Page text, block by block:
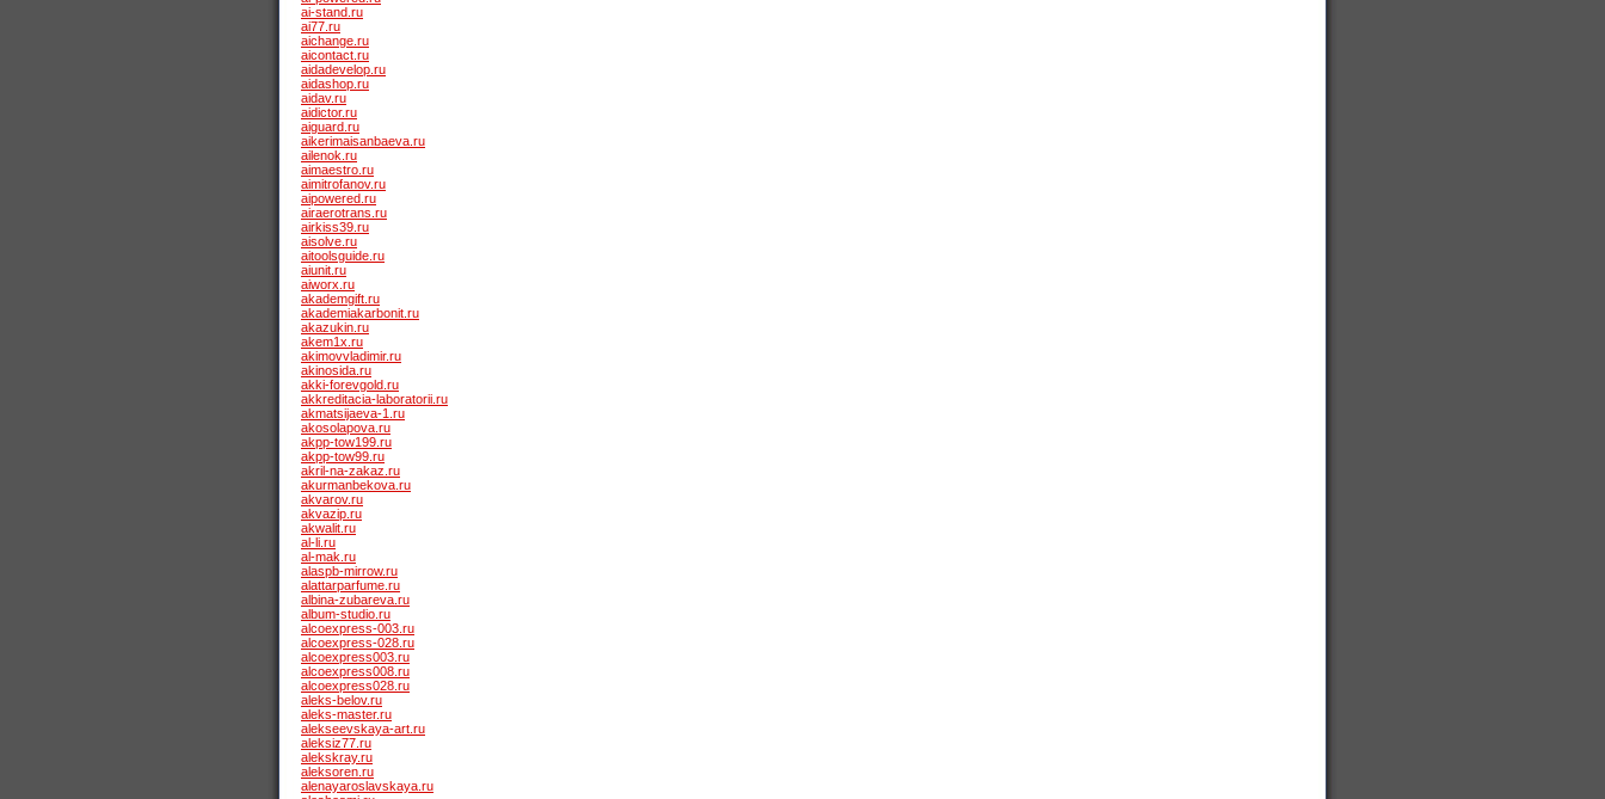
ai-stand.ru
ai77.ru
aichange.ru
aicontact.ru
aidadevelop.ru
aidashop.ru
aidav.ru
aidictor.ru
aiguard.ru
aikerimaisanbaeva.ru
ailenok.ru
aimaestro.ru
aimitrofanov.ru
aipowered.ru
airaerotrans.ru
airkiss39.ru
aisolve.ru
aitoolsguide.ru
aiunit.ru
aiworx.ru
akademgift.ru
akademiakarbonit.ru
akazukin.ru
akem1x.ru
akimovvladimir.ru
akinosida.ru
akki-forevgold.ru
akkreditacia-laboratorii.ru
akmatsijaeva-1.ru
akosolapova.ru
akpp-tow199.ru
akpp-tow99.ru
akril-na-zakaz.ru
akurmanbekova.ru
akvarov.ru
akvazip.ru
akwalit.ru
al-li.ru
al-mak.ru
alaspb-mirrow.ru
alattarparfume.ru
albina-zubareva.ru
album-studio.ru
alcoexpress-003.ru
alcoexpress-028.ru
alcoexpress003.ru
alcoexpress008.ru
alcoexpress028.ru
aleks-belov.ru
aleks-master.ru
alekseevskaya-art.ru
aleksiz77.ru
alekskray.ru
aleksoren.ru
alenayaroslavskaya.ru